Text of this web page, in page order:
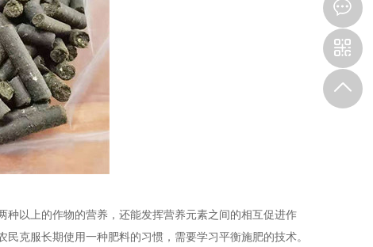
以上的作物的营养，还能发挥营养元素之间的相互促进作
克服长期使用一种肥料的习惯，需要学习平衡施肥的技术。